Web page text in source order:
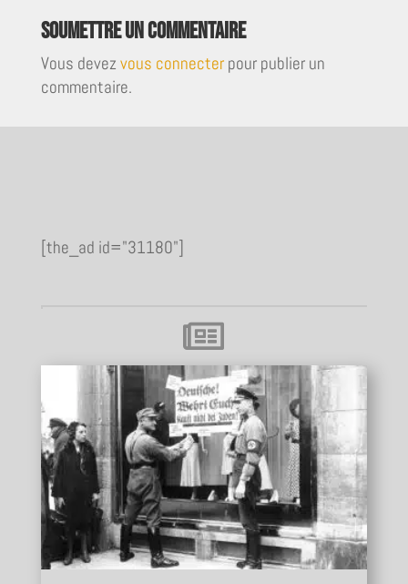
Soumettre un commentaire
Vous devez vous connecterpour publier un
commentaire.
[the_ad id="31180"]
